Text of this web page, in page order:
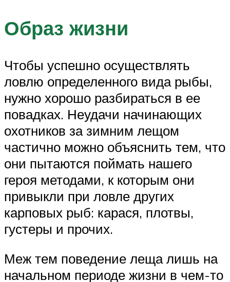
Образ жизни
Чтобы успешно осуществлять
ловлю определенного вида рыбы,
нужно хорошо разбираться в ее
повадках. Неудачи начинающих
охотников за зимним лещом
частично можно объяснить тем, что
они пытаются поймать нашего
героя методами, к которым они
привыкли при ловле других
карповых рыб: карася, плотвы,
густеры и прочих.
Меж тем поведение леща лишь на
начальном периоде жизни в чем-то